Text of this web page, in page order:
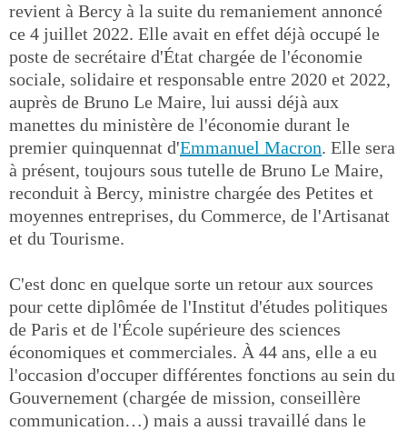
revient à Bercy à la suite du remaniement annoncé
ce 4 juillet 2022. Elle avait en effet déjà occupé le
poste de secrétaire d'État chargée de l'économie
sociale, solidaire et responsable entre 2020 et 2022,
auprès de Bruno Le Maire, lui aussi déjà aux
manettes du ministère de l'économie durant le
premier quinquennat d'Emmanuel Macron. Elle sera
à présent, toujours sous tutelle de Bruno Le Maire,
reconduit à Bercy, ministre chargée des Petites et
moyennes entreprises, du Commerce, de l'Artisanat
et du Tourisme.
C'est donc en quelque sorte un retour aux sources
pour cette diplômée de l'Institut d'études politiques
de Paris et de l'École supérieure des sciences
économiques et commerciales. À 44 ans, elle a eu
l'occasion d'occuper différentes fonctions au sein du
Gouvernement (chargée de mission, conseillère
communication…) mais a aussi travaillé dans le